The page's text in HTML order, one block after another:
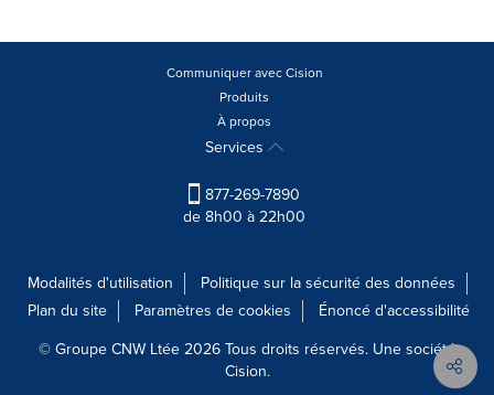
Communiquer avec Cision
Produits
À propos
Services
877-269-7890
de 8h00 à 22h00
Modalités d'utilisation
Politique sur la sécurité des données
Plan du site
Paramètres de cookies
Énoncé d'accessibilité
© Groupe CNW Ltée 2026 Tous droits réservés. Une société
Cision.